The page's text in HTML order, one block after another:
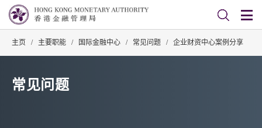
主页 / 主要职能 / 国际金融中心 / 常见问题 / 企业财资中心案例分享
常见问题